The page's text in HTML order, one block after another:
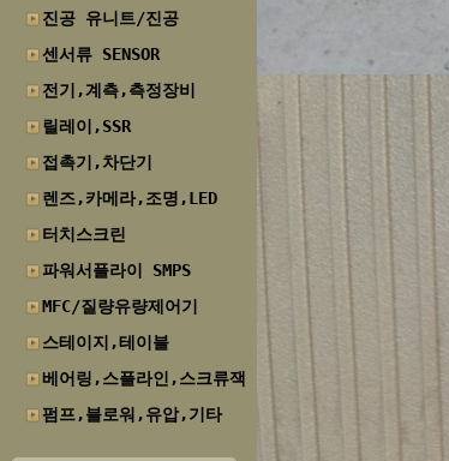
진공 유니트/진공
센서류 SENSOR
전기,계측,측정장비
릴레이,SSR
접촉기,차단기
렌즈,카메라,조명,LED
터치스크린
파워서플라이 SMPS
MFC/질량유량제어기
스테이지,테이블
베어링,스플라인,스크류잭
펌프,블로워,유압,기타